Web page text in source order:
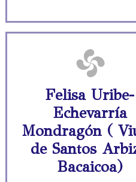
Felisa Uribe-
Echevarría
Mondragón (
de Santos
Bacaicoa)